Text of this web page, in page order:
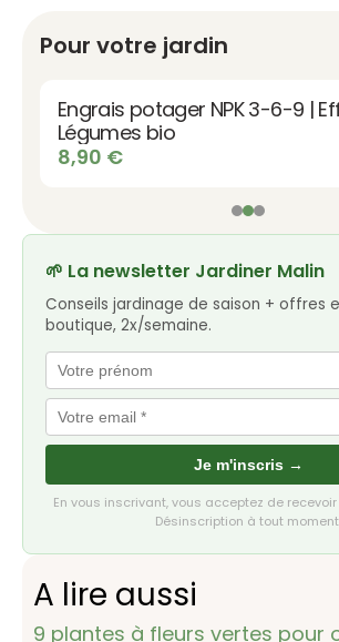
Pour votre jardin
Engrais potager NPK 3-6-9 |
Légumes bio
8,90 €
🌱 La newsletter Jardiner Malin
Conseils jardinage de saison + offres
boutique, 2x/semaine.
Je m'inscris →
En vous inscrivant, vous acceptez de
Désinscription à tout
A lire aussi
9 plantes à fleurs vertes pour